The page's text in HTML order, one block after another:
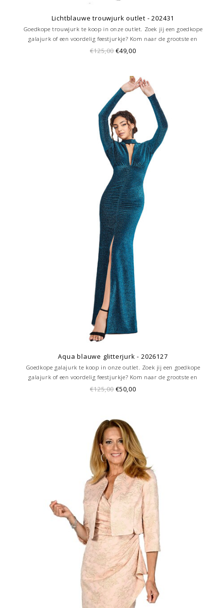
Lichtblauwe trouwjurk outlet - 202431
Goedkope trouwjurk te koop in onze outlet. Zoek jij een goedkope
galajurk of een voordelig feestjurkje? Kom naar de grootste en
goedkoopste galajurken outlet in de regio Amersfoort. Altijd voordelig!
€125,00 €49,00
Aqua blauwe glitterjurk - 2026127
Goedkope galajurk te koop in onze outlet. Zoek jij een goedkope
galajurk of een voordelig feestjurkje? Kom naar de grootste en
goedkoopste galajurken outlet in de regio Amersfoort. Altijd voordelig!
€125,00 €50,00